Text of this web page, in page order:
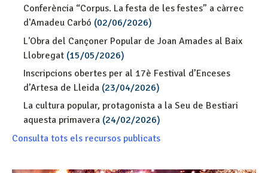
Conferència “Corpus. La festa de les festes” a càrrec
d'Amadeu Carbó (02/06/2026)
L'Obra del Cançoner Popular de Joan Amades al Baix
Llobregat (15/05/2026)
Inscripcions obertes per al 17è Festival d’Enceses
d’Artesa de Lleida (23/04/2026)
La cultura popular, protagonista a la Seu de Bestiari
aquesta primavera (24/02/2026)
Consulta tots els recursos publicats